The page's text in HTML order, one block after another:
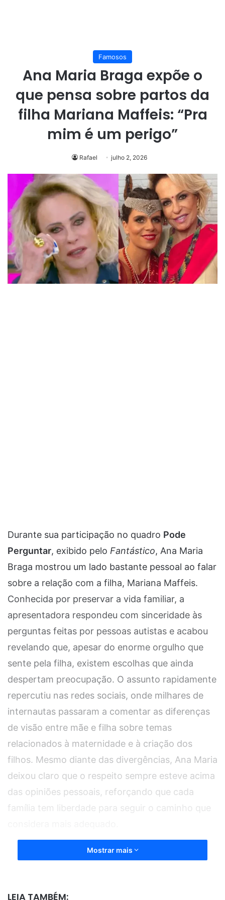
Famosos
Ana Maria Braga expõe o
que pensa sobre partos da
filha Mariana Maffeis: “Pra
mim é um perigo”
Rafael julho 2, 2026
Durante sua participação no quadro Pode
Perguntar, exibido pelo Fantástico, Ana Maria
Braga mostrou um lado bastante pessoal ao falar
sobre a relação com a filha, Mariana Maffeis.
Conhecida por preservar a vida familiar, a
apresentadora respondeu com sinceridade às
perguntas feitas por pessoas autistas e acabou
revelando que, apesar do enorme orgulho que
sente pela filha, existem escolhas que ainda
despertam preocupação. O assunto rapidamente
repercutiu nas redes sociais, onde milhares de
internautas passaram a comentar as diferenças
de visão entre mãe e filha sobre temas
relacionados à maternidade e à criação dos
filhos. Mesmo diante das divergências, Ana Maria
deixou claro que o respeito sempre esteve acima
das opiniões pessoais, reforçando que cada
família tem liberdade para seguir o caminho que
Durante a entrevista, a apresentadora explicou
Mostrar mais
LEIA TAMBÉM: